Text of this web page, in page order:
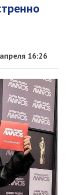
16:26